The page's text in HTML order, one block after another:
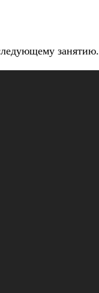
занятию.